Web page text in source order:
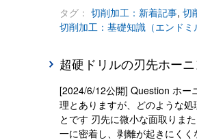
タグ： 切削加工：新着記事, 切
切削加工：基礎知識（エンドミ
超硬ドリルの刃先ホー
[2024/6/12公開] Question ホー
理とありますが、どのような
とです 刃先に微小な面取りま
一に密着し、剥離が起きにく